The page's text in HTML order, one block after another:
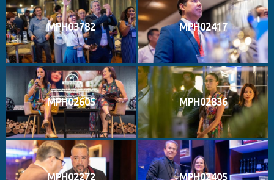
MPH03782 MPH02417
MPH02605 MPH02836
MPH02272 MPH02405